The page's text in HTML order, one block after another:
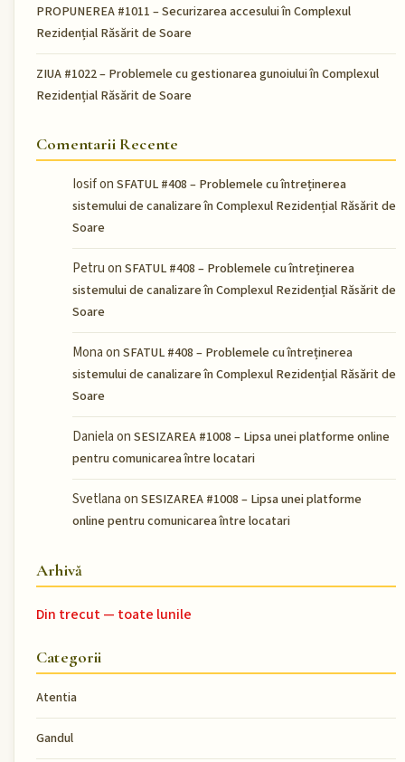
PROPUNEREA #1011 – Securizarea accesului în Complexul
Rezidențial Răsărit de Soare
ZIUA #1022 – Problemele cu gestionarea gunoiului în Complexul
Rezidențial Răsărit de Soare
Comentarii Recente
Iosifon SFATUL #408 – Problemele cu întreținerea
sistemului de canalizare în Complexul Rezidențial Răsărit de
Soare
Petruon SFATUL #408 – Problemele cu întreținerea
sistemului de canalizare în Complexul Rezidențial Răsărit de
Soare
Monaon SFATUL #408 – Problemele cu întreținerea
sistemului de canalizare în Complexul Rezidențial Răsărit de
Soare
Danielaon SESIZAREA #1008 – Lipsa unei platforme online
pentru comunicarea între locatari
Svetlanaon SESIZAREA #1008 – Lipsa unei platforme
online pentru comunicarea între locatari
Arhivă
Din trecut — toate lunile
Categorii
Atentia
Gandul